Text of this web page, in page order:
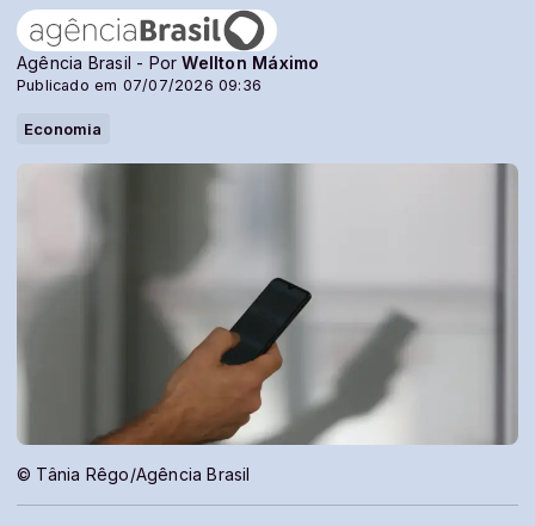
Agência Brasil - PorWellton Máximo
Publicado em 07/07/2026 09:36
Economia
© Tânia Rêgo/Agência Brasil